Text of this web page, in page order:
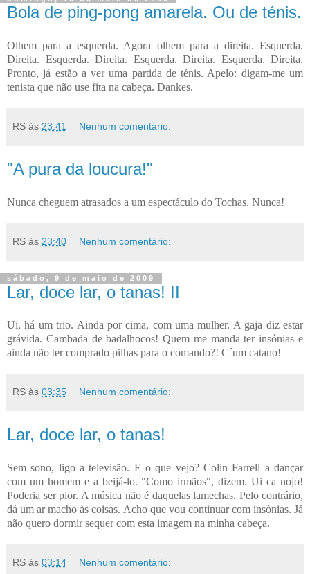
Bola de ping-pong amarela. Ou de ténis.
Olhem para a esquerda. Agora olhem para a direita. Esquerda.
Direita. Esquerda. Direita. Esquerda. Direita. Esquerda. Direita.
Pronto, já estão a ver uma partida de ténis. Apelo: digam-me um
tenista que não use fita na cabeça. Dankes.
RS às 23:41 Nenhum comentário:
"A pura da loucura!"
Nunca cheguem atrasados a um espectáculo do Tochas. Nunca!
RS às 23:40 Nenhum comentário:
sábado, 9 de maio de 2009
Lar, doce lar, o tanas! II
Ui, há um trio. Ainda por cima, com uma mulher. A gaja diz estar
grávida. Cambada de badalhocos! Quem me manda ter insónias e
ainda não ter comprado pilhas para o comando?! C´um catano!
RS às 03:35 Nenhum comentário:
Lar, doce lar, o tanas!
Sem sono, ligo a televisão. E o que vejo? Colin Farrell a dançar
com um homem e a beijá-lo. "Como irmãos", dizem. Ui ca nojo!
Poderia ser pior. A música não é daquelas lamechas. Pelo contrário,
dá um ar macho às coisas. Acho que vou continuar com insónias. Já
não quero dormir sequer com esta imagem na minha cabeça.
RS às 03:14 Nenhum comentário: